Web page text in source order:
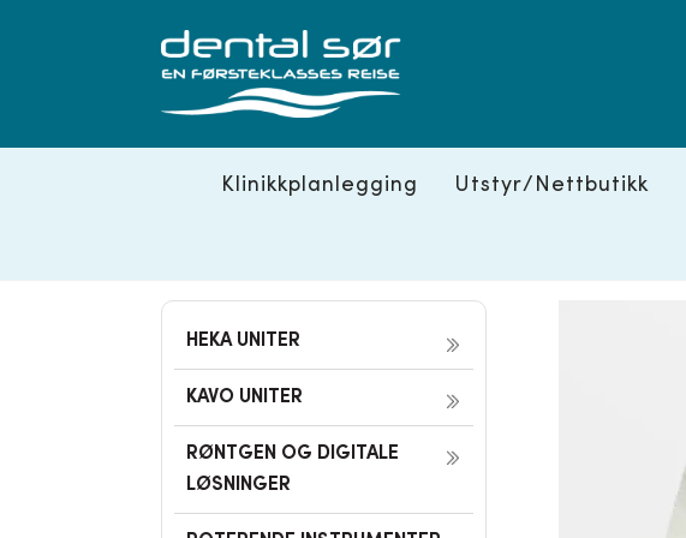
Klinikkplanlegging Utstyr/Nettbutikk
HEKA UNITER
KAVO UNITER
RØNTGEN OG DIGITALE
LØSNINGER